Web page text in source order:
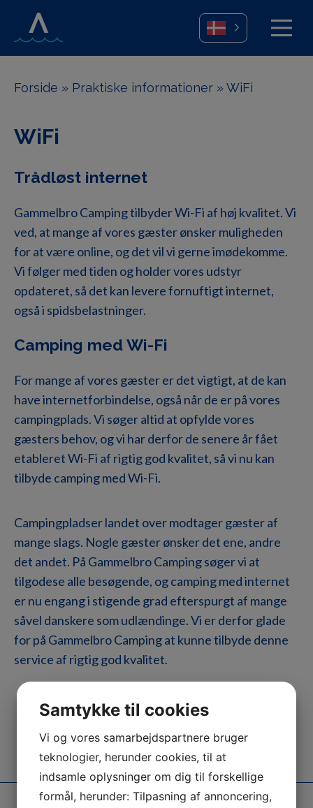
Forside » Praktiske informationer »WiFi
WiFi
Trådløst internet
Gammelbro Camping tilbyder Wi-Fi af høj kvalitet. Vi
ved, at mange af vores gæster ønsker muligheden
for at være online, og det vil vi gerne imødekomme.
Vi følger med tiden og holder vores udstyr
opdateret, så det kan levere fornuftigt internet,
også i spidsbelastninger.
Camping med Wi-Fi
For mange af vores gæster er det vigtigt, at de kan
have internetforbindelse, også når de er på vores
campingplads. Vi søger altid at opfylde vores
gæsters behov, og vi har derfor de senere år fået
etableret Wi-Fi af rigtig god kvalitet, så vi nu kan
tilbyde camping med Wi-Fi.
Campingpladser landet over modtager gæster af
mange slags. Nogle gæster ønsker det ene, andre
det andet. På Gammelbro Camping søger vi at
tilgodese alle besøgende, og camping med internet
er nu engang i stigende grad efterspurgt af mange
såvel danskere som udlændinge. Vi er derfor glade
for på Gammelbro Camping at kunne tilbyde denne
service af rigtig god kvalitet.
Samtykke til cookies
Vi og vores samarbejdspartnere bruger
teknologier, herunder cookies, til at
indsamle oplysninger om dig til forskellige
formål, herunder: Tilpasning af annoncering,